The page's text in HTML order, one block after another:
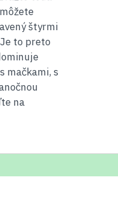
štyrmi
to preto
mačkami, s
na